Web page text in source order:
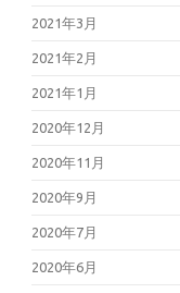
2021年3月
2021年2月
2021年1月
2020年12月
2020年11月
2020年9月
2020年7月
2020年6月